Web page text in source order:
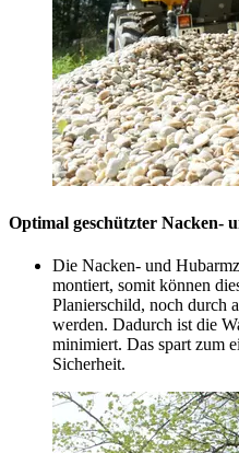
Optimal geschützter Nacken-
Die Nacken- und
montiert, somit können
Planierschild, noch durch
werden. Dadurch ist die
minimiert. Das spart zum
Sicherheit.